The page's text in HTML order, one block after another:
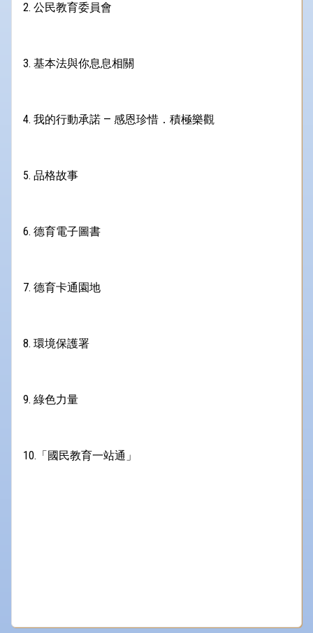
2. 公民教育委員會
3. 基本法與你息息相關
4. 我的行動承諾 — 感恩珍惜．積極樂觀
5. 品格故事
6. 德育電子圖書
7. 德育卡通園地
8. 環境保護署
9. 綠色力量
10.「國民教育一站通」